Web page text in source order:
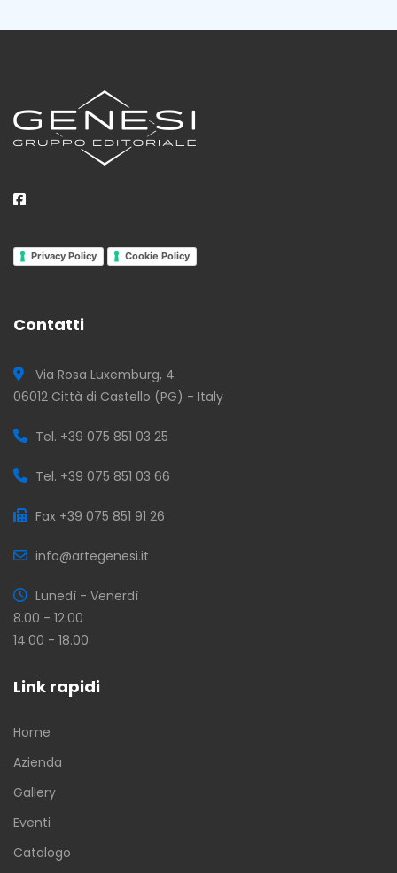
Privacy Policy Cookie Policy
Contatti
Via Rosa Luxemburg, 4
06012 Città di Castello (PG) - Italy
Tel. +39 075 851 03 25
Tel. +39 075 851 03 66
Fax +39 075 851 91 26
info@artegenesi.it
Lunedì - Venerdì
8.00 - 12.00
14.00 - 18.00
Link rapidi
Home
Azienda
Gallery
Eventi
Catalogo